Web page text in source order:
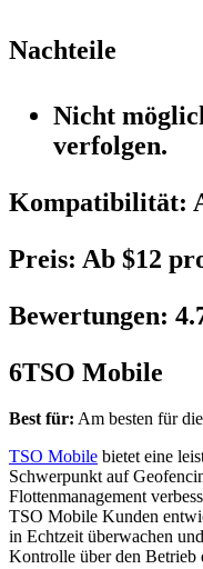
Nachteile
Nicht
verfolgen.
Kompatibilität:
Preis: Ab $12
Bewertungen:
6TSO Mobile
Best für: Am besten für
TSO Mobile bietet eine
Schwerpunkt auf
Flottenmanagement
TSO Mobile Kunden
in Echtzeit überwachen
Kontrolle über den Betrieb